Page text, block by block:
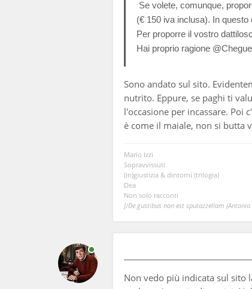
Se volete, comunque,
(€ 150 iva inclusa). In
Per proporre il vostro
Hai proprio ragione
Sono andato sul sito.
nutrito. Eppure, se paghi ti
l'occasione per incassare. Poi
è come il maiale, non si butta
Mario Izzi
Sopravvissuti
(in)giustizia & dintorni (trilogia)
Dea
Non solo racconti
[/De gustibus non est sputazzellam
Non vedo più indicata sul sito